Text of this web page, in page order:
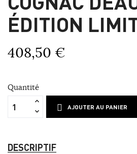
ÉDITION
408,50 €
Quantité
AJOUTER AU PANIER
DESCRIPTIF